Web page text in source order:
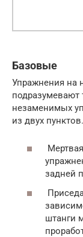
Базовые
Упражнения на
подразумевают
незаменимых
из двух пунктов.
задней
штанги